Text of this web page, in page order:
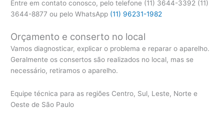
Entre em contato conosco, pelo telefone (11) 3644-3392 (11)
3644-8877 ou pelo WhatsApp (11) 96231-1982
Orçamento e conserto no local
Vamos diagnosticar, explicar o problema e reparar o aparelho.
Geralmente os consertos são realizados no local, mas se
necessário, retiramos o aparelho.
Equipe técnica para as regiões Centro, Sul, Leste, Norte e
Oeste de São Paulo